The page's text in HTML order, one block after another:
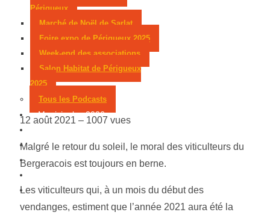
Périgueux
Marché de Noël de Sarlat
Foire expo de Périgueux 2025
Week-end des associations
Salon Habitat de Périgueux
2025
Tous les Podcasts
Municipales 2026
Partenaires
Emploi
Contact
12 août 2021 – 1007 vues
Malgré le retour du soleil, le moral des viticulteurs du
Bergeracois est toujours en berne.
Les viticulteurs qui, à un mois du début des
vendanges, estiment que l’année 2021 aura été la